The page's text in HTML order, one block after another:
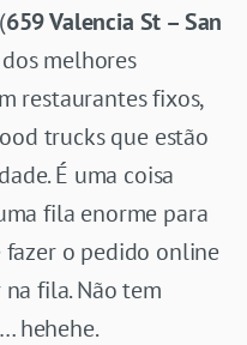
659 Valencia St – San
melhores
restaurantes fixos,
trucks que estão
É uma coisa
fila enorme para
o pedido online
fila. Não tem
hehehe.